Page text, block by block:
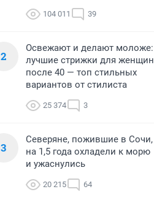
104 011 39
2
Освежают и делают моложе:
лучшие стрижки для женщин
после 40 — топ стильных
вариантов от стилиста
25 374 3
3
Северяне, пожившие в Сочи,
на 1,5 года охладели к морю
и ужаснулись
20 215 64